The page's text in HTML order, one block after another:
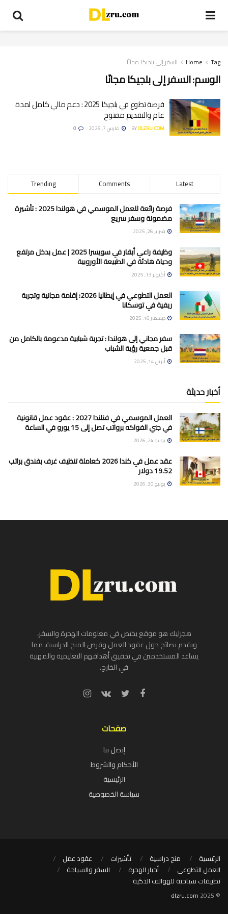
Home Tag السفر إلى بلجيكا مجانًا
الوسم:السفر إلى بلجيكا مجانًا
فرصة تطوع في بلجيكا 2025 : دعم مالي كامل لمدة
عام والتقديم مفتوح
BYDLZRU.COM مارس 7, 2025
Trending Comments Latest
فرصة رائعة للعمل الموسمي في هولندا 2025 : تأشيرة
مضمونة وسفر سريع
فبراير 26, 2025
وظيفة راعي أبقار في سويسرا 2025 | عمل بدخل مرتفع
وحياة هادئة في الطبيعة الأوروبية
أكتوبر 13, 2025
العمل التطوعي في إيطاليا 2026: إقامة مجانية وتجربة
ريفية في توسكانا
ديسمبر 16, 2025
سفر مجاني إلى هولندا : تجربة شبابية مدعومة بالكامل من
قبل جمعية رؤية الشباب
أبريل 14, 2025
أخبار حديثة
العمل الموسمي في فنلندا 2027 : عقود عمل قانونية
في جني الفواكه برواتب تصل إلى 15 يورو في الساعة
يوليو 24, 2026
عقد عمل في كندا 2026 كعاملة تنظيف غرف بفندق براتب
19.52 دولار
يونيو 30, 2026
هجرليك هو موقع يختص في معلومات الهجرة والسفر،
ويقدم نصائح حول عقود العمل وفرص المنح الدراسية، مما
يساعد المستخدمين في تحقيق أهدافهم التعليمية والمهنية
في الخارج.
صفحات
إتصل بنا
الأحكام والشروط
الرئيسية
سياسة الخصوصية
الرئيسية منح دراسية تأشيرات
عقود عمل
العمل التطوعي
أخبار الهجرة
السفر والسياحة
تطبيقات سياحية للهواتف الذكية
© 2025
dlzru.com